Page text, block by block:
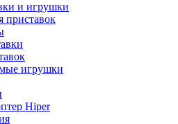
и игрушки
приставок
игрушки
Hiper